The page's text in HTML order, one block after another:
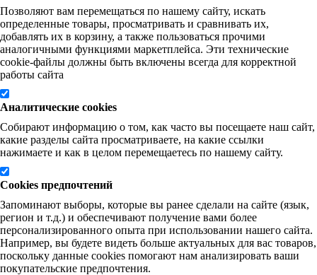
Позволяют вам перемещаться по нашему сайту, искать
определенные товары, просматривать и сравнивать их,
добавлять их в корзину, а также пользоваться прочими
аналогичными функциями маркетплейса. Эти технические
cookie-файлы должны быть включены всегда для корректной
работы сайта
Аналитические cookies
Собирают информацию о том, как часто вы посещаете наш сайт,
какие разделы сайта просматриваете, на какие ссылки
нажимаете и как в целом перемещаетесь по нашему сайту.
Cookies предпочтений
Запоминают выборы, которые вы ранее сделали на сайте (язык,
регион и т.д.) и обеспечивают получение вами более
персонализированного опыта при использовании нашего сайта.
Например, вы будете видеть больше актуальных для вас товаров,
поскольку данные cookies помогают нам анализировать ваши
покупательские предпочтения.